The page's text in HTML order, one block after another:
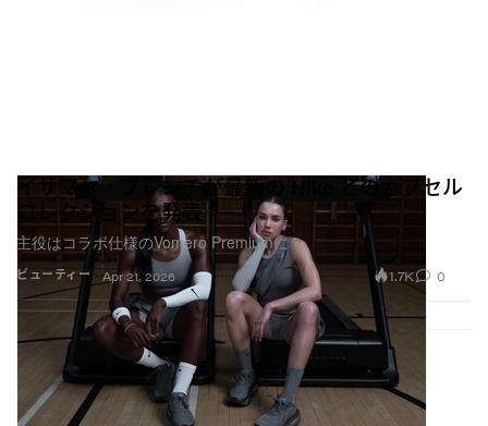
ビューティー
イサマヤ・フレンチが最新の Nike とのカプセル
コレクションを発表
主役はコラボ仕様のVomero Premiumに
Apr 21, 2026 1.7K 0